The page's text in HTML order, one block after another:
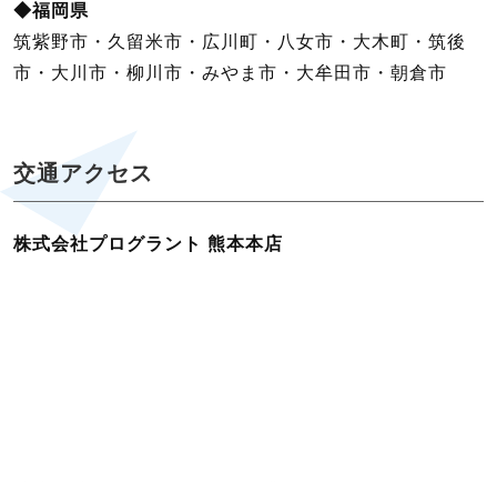
◆福岡県
筑紫野市・久留米市・広川町・八女市・大木町・筑後
市・大川市・柳川市・みやま市・大牟田市・朝倉市
交通アクセス
株式会社プログラント 熊本本店